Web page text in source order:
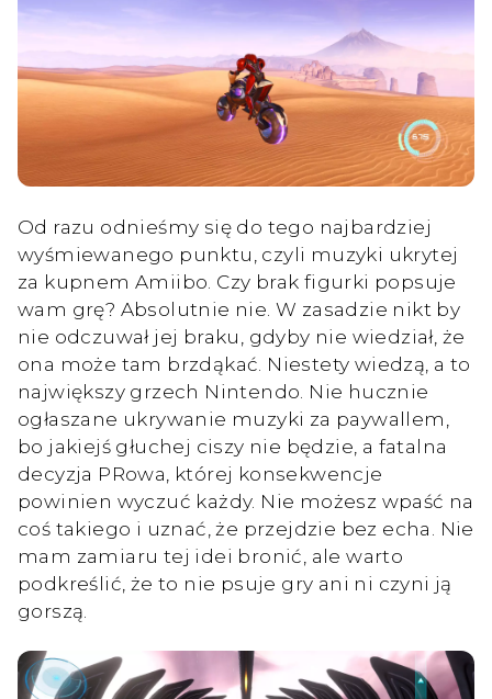
Od razu odnieśmy się do tego najbardziej
wyśmiewanego punktu, czyli muzyki ukrytej
za kupnem Amiibo. Czy brak figurki popsuje
wam grę? Absolutnie nie. W zasadzie nikt by
nie odczuwał jej braku, gdyby nie wiedział, że
ona może tam brzdąkać. Niestety wiedzą, a to
największy grzech Nintendo. Nie hucznie
ogłaszane ukrywanie muzyki za paywallem,
bo jakiejś głuchej ciszy nie będzie, a fatalna
decyzja PRowa, której konsekwencje
powinien wyczuć każdy. Nie możesz wpaść na
coś takiego i uznać, że przejdzie bez echa. Nie
mam zamiaru tej idei bronić, ale warto
podkreślić, że to nie psuje gry ani ni czyni ją
gorszą.